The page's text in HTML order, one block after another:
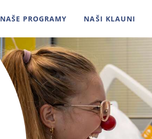
NAŠE PROGRAMY NAŠI KLAUNI